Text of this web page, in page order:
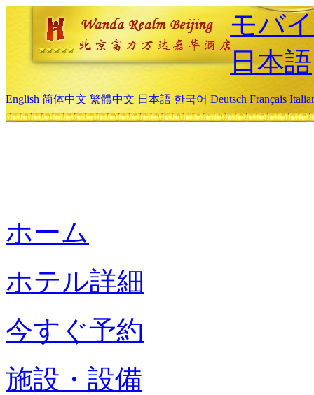
モバ
日本語
English 简体中文 繁體中文 日本語 한국어 Deutsch Français
ホーム
ホテル詳細
今すぐ予約
施設・設備